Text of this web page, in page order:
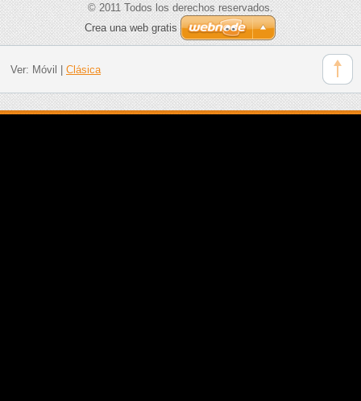
© 2011 Todos los derechos reservados.
Crea una web gratis
Ver: Móvil Clásica